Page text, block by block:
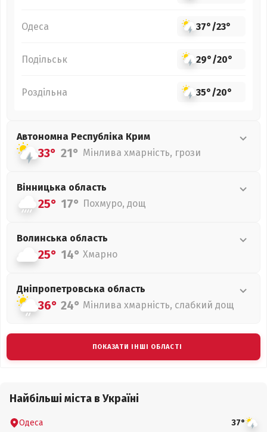
Одеса 37°/23°
Подільськ 29°/20°
Роздільна 35°/20°
Автономна Республіка Крим
33° 21° Мінлива хмарність, грози
Вінницька область
25° 17° Похмуро, дощ
Волинська область
25° 14° Хмарно
Дніпропетровська область
36° 24° Мінлива хмарність, слабкий дощ
ПОКАЗАТИ ІНШІ ОБЛАСТІ
Найбільші міста в Україні
Одеса 37°